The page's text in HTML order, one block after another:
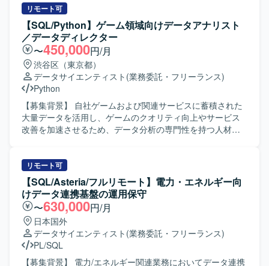
リモート可
【SQL/Python】ゲーム領域向けデータアナリスト
／データディレクター
〜450,000円/月
渋谷区（東京都）
データサイエンティスト (業務委託・フリーランス)
Python
【募集背景】 自社ゲームおよび関連サービスに蓄積された
大量データを活用し、ゲームのクオリティ向上やサービス
改善を加速させるため、データ分析の専門性を持つ人材を
して担当していただきます。 ・SQLを用いたデータ集計お
よびレポート作成を行います。 ・ソーシャルゲームに対す
る課題発見や施策検証を実施し、離脱・課金要因分析、イ
ベント分析、チャット分析（言語解析やChatGptなどによる
要約）を行います。 ・Redashや一部Streamlitを用いたダッ
シュボード作成を行います。 ・バトルシミュレーターや成
長シミュレーター、マッチングアルゴリズムなどのシミュ
レーション関連の分析を行います。 ・他社サービスのデー
タを用いた市場分析を行います。 ・社内の様々なスタッフ
リモート可
【SQL/Asteria/フルリモート】電力・エネルギー向
けデータ連携基盤の運用保守
〜630,000円/月
日本国外
データサイエンティスト (業務委託・フリーランス)
PL/SQL
【募集背景】 電力/エネルギー関連業務においてデータ連携